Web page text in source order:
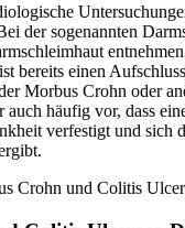
der sogenannten
bereits einen
Morbus Crohn oder
auch häufig vor, dass
verfestigt und sich